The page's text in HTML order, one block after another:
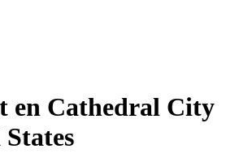
en Cathedral City